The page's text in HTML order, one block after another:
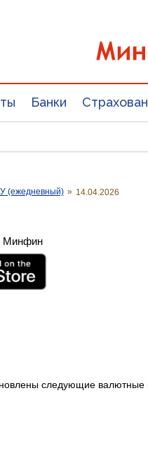
Банки
(ежедневный) » 14.04.2026
Минфин
следующие валютные